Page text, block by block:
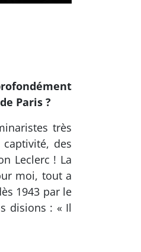
Paris ?
très
des
Leclerc ! La
moi, tout a
1943 par le
disions : « Il